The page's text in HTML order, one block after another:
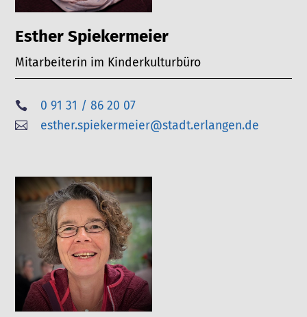
Esther Spiekermeier
Mitarbeiterin im Kinderkulturbüro
 0 91 31 / 86 20 07
 esther.spiekermeier@stadt.erlangen.de